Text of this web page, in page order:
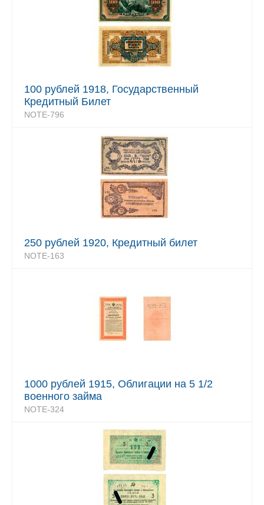
100 рублей 1918, Государственный
Кредитный Билет
NOTE-796
250 рублей 1920, Кредитный билет
NOTE-163
1000 рублей 1915, Облигации на 5 1/2
военного займа
NOTE-324